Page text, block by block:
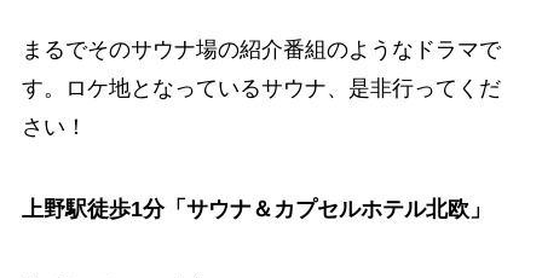
まるでそのサウナ場の紹介番組のようなドラマで
す。ロケ地となっているサウナ、是非行ってくだ
さい！
上野駅徒歩1分「サウナ＆カプセルホテル北欧」